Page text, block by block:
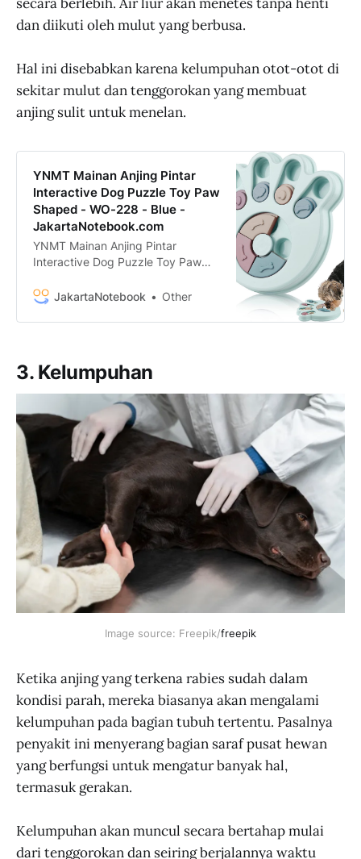
dan diikuti oleh mulut yang berbusa.
Hal ini disebabkan karena kelumpuhan otot-otot di
sekitar mulut dan tenggorokan yang membuat
anjing sulit untuk menelan.
YNMT Mainan Anjing Pintar
Interactive Dog Puzzle Toy Paw
Shaped - WO-228 - Blue -
JakartaNotebook.com
YNMT Mainan Anjing Pintar
Interactive Dog Puzzle Toy Paw
Dapatkan dengan mudah YNMT
Dog Puzzle Toy Paw Shaped -
JakartaNotebook.com.
JakartaNotebook Other
3. Kelumpuhan
Image source: Freepik/freepik
Ketika anjing yang terkena rabies sudah dalam
kondisi parah, mereka biasanya akan mengalami
kelumpuhan pada bagian tubuh tertentu. Pasalnya
penyakit ini menyerang bagian saraf pusat hewan
yang berfungsi untuk mengatur banyak hal,
termasuk gerakan.
Kelumpuhan akan muncul secara bertahap mulai
dari tenggorokan dan seiring berjalannya waktu